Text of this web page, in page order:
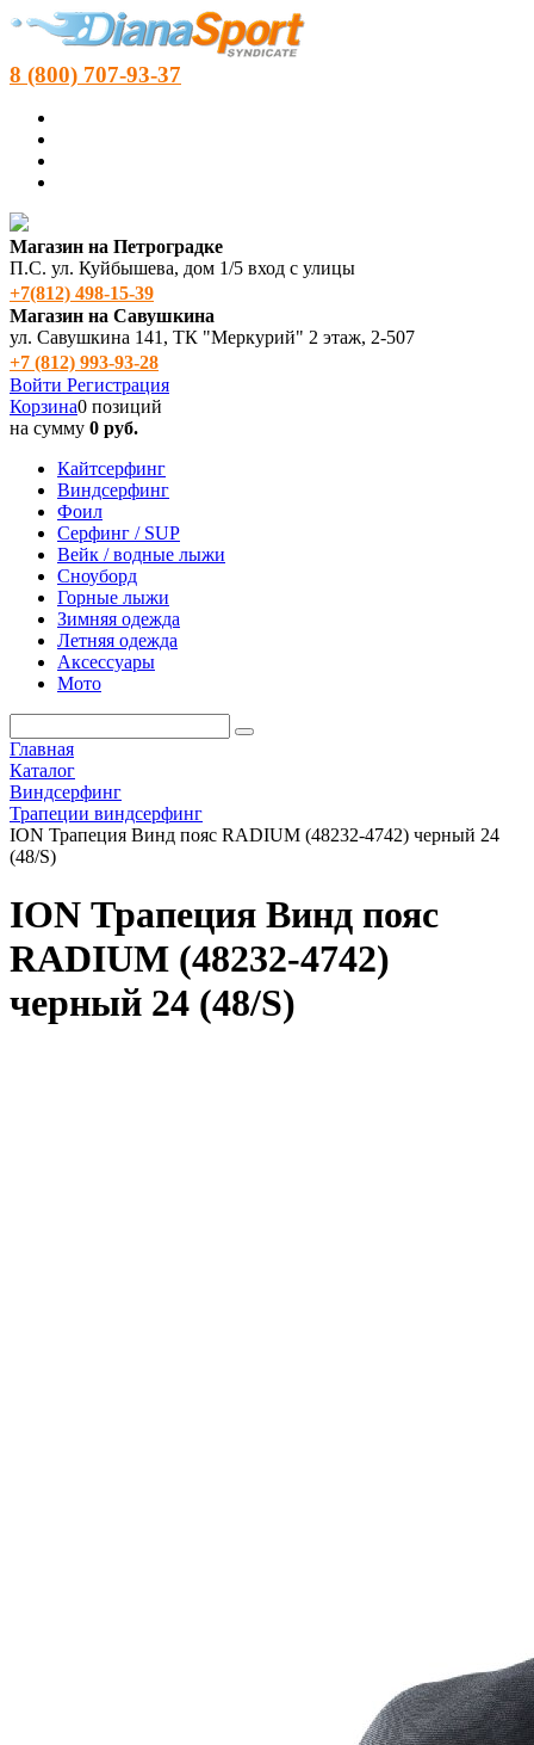
8 (800) 707-93-37
Магазин на Петроградке
П.С. ул. Куйбышева, дом 1/5 вход с улицы
+7(812) 498‑15-39
Магазин на Савушкина
ул. Савушкина 141, ТК "Меркурий" 2 этаж, 2-507
+7 (812) 993-93-28
Войти Регистрация
Корзина0 позиций
на сумму 0 руб.
Кайтсерфинг
Виндсерфинг
Фоил
Серфинг / SUP
Вейк / водные лыжи
Сноуборд
Горные лыжи
Зимняя одежда
Летняя одежда
Аксессуары
Мото
Главная
Каталог
Виндсерфинг
Трапеции виндсерфинг
ION Трапеция Винд пояс RADIUM (48232-4742) черный 24
(48/S)
ION Трапеция Винд пояс
RADIUM (48232-4742)
черный 24 (48/S)